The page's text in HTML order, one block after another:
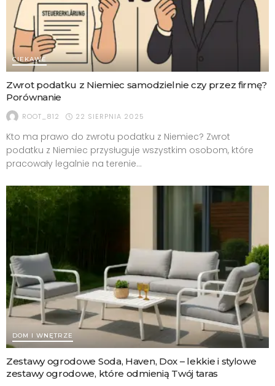
CIEKAWE
Zwrot podatku z Niemiec samodzielnie czy przez firmę?
Porównanie
ROOT_812 22 SIERPNIA 2025
Kto ma prawo do zwrotu podatku z Niemiec? Zwrot
podatku z Niemiec przysługuje wszystkim osobom, które
pracowały legalnie na terenie...
DOM I WNĘTRZE
Zestawy ogrodowe Soda, Haven, Dox – lekkie i stylowe
zestawy ogrodowe, które odmienią Twój taras